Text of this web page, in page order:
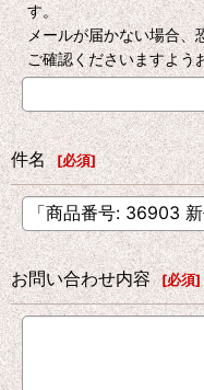
す。
メールが届かない場合、
ご確認くださいますよう
件名 [必須]
お問い合わせ内容 [必須]